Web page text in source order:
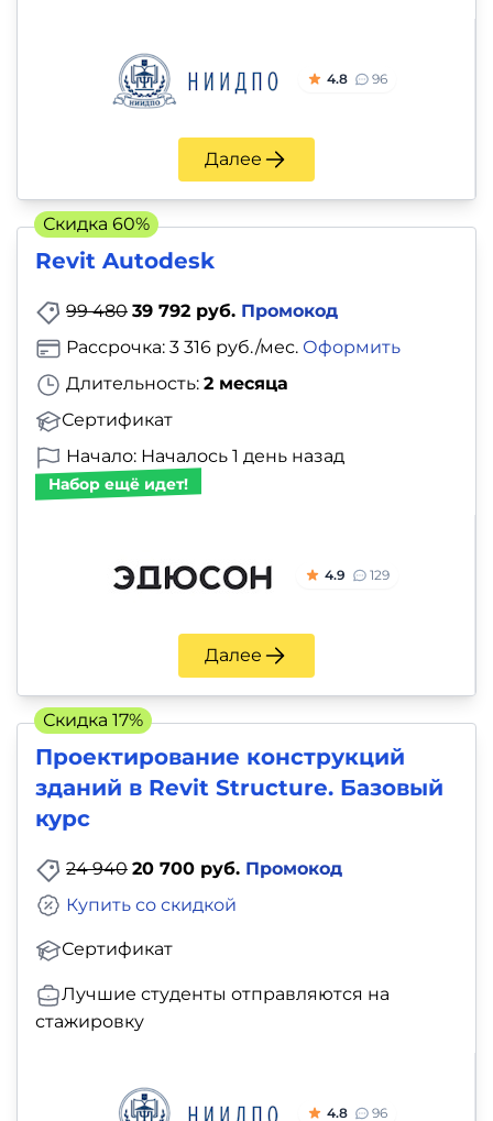
4.8 96
Далее
Revit Autodesk
99 480 39 792 руб. Промокод
Длительность: 2 месяца
Сертификат
Рассрочка: 3 316 руб./мес. Оформить
Начало: Началось 1 день назад
Набор ещё идет!
4.9 129
Далее
Скидка 60%
Проектирование конструкций
зданий в Revit Structure. Базовый
курс
24 940 20 700 руб. Промокод
Сертификат
Купить со скидкой
Лучшие студенты отправляются на
стажировку
4.8 96
Скидка 17%
здоровье,
фитнес
Психология
и
саморазвитие
Репетиторы
Тесты
на
профориентацию